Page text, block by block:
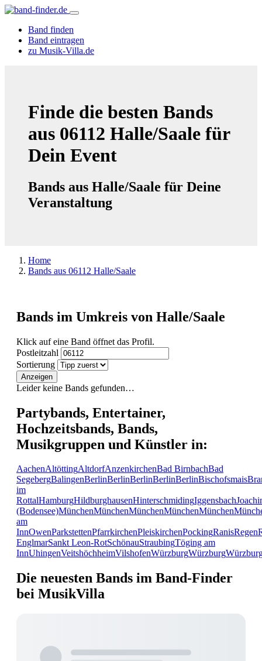
Band finden
Band eintragen
zu Musik-Villa.de
Finde die besten Bands
aus 06112 Halle/Saale für
Dein Event
Bands aus Halle/Saale für Deine
Veranstaltung
Home
Bands aus 06112 Halle/Saale
Bands im Umkreis von Halle/Saale
Klick auf eine Band öffnet das Profil.
Postleitzahl
Sortierung
Anzeigen
Leider keine Bands gefunden…
Partybands, Entertainer,
Hochzeitsbands, Bands,
Musikgruppen und Künstler in:
AachenAltöttingAltdorfAnzenkirchenBad BirnbachBad
SegebergBalingenBerlinBerlinBerlinBerlinBerlinBischofsmais
im
RottalHamburgHildburghausenHinterschmidingIggensbach
(Bodensee)MünchenMünchenMünchenMünchenMünchen
am
InnOwenParkstettenPfarrkirchenPleiskirchenPockingRanisRegen
EnglmarSankt Leon-RotSchönauStraubingTöging am
InnUhingenVeitshöchheimVilshofenWürzburgWürzburg
Die neuesten Bands im Band-Finder
bei MusikVilla